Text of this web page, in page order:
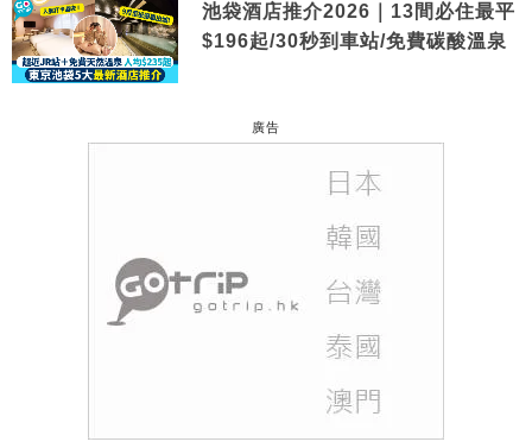
池袋酒店推介2026｜13間必住最平
$196起/30秒到車站/免費碳酸溫泉
廣告